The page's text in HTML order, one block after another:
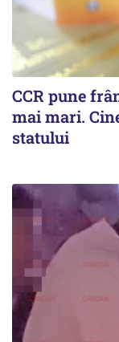
CCR pune
mai mari.
statului